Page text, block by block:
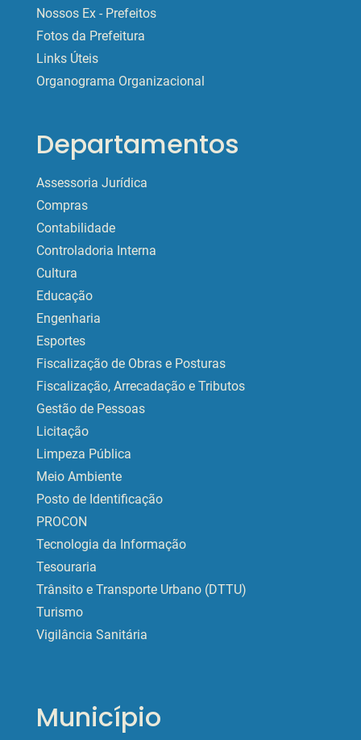
Nossos Ex - Prefeitos
Fotos da Prefeitura
Links Úteis
Organograma Organizacional
Departamentos
Assessoria Jurídica
Compras
Contabilidade
Controladoria Interna
Cultura
Educação
Engenharia
Esportes
Fiscalização de Obras e Posturas
Fiscalização, Arrecadação e Tributos
Gestão de Pessoas
Licitação
Limpeza Pública
Meio Ambiente
Posto de Identificação
PROCON
Tecnologia da Informação
Tesouraria
Trânsito e Transporte Urbano (DTTU)
Turismo
Vigilância Sanitária
Município